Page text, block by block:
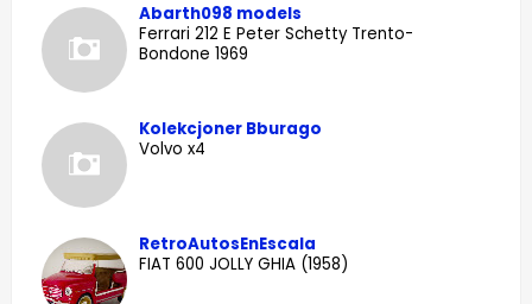
Abarth098 models
Ferrari 212 E Peter Schetty Trento-
Bondone 1969
Kolekcjoner Bburago
Volvo x4
RetroAutosEnEscala
FIAT 600 JOLLY GHIA (1958)